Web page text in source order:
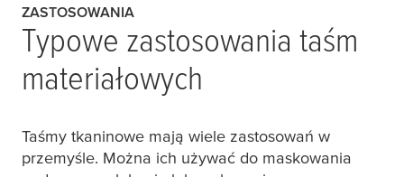
ZASTOSOWANIA
Typowe zastosowania taśm
materiałowych
Taśmy tkaninowe mają wiele zastosowań w
przemyśle. Można ich używać do maskowania